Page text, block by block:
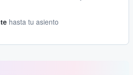
hasta tu asiento